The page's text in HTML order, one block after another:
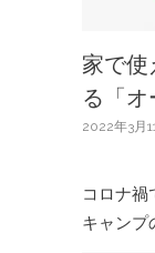
家で使
る「オ
2022年3月
コロナ禍
キャンプ